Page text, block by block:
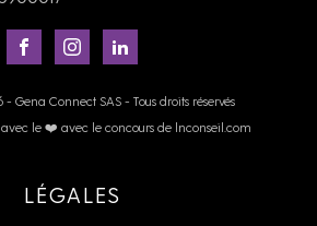
Gena Connect SAS - Tous droits réservés
avec le ❤️ avec le concours de lnconseil.com
LÉGALES